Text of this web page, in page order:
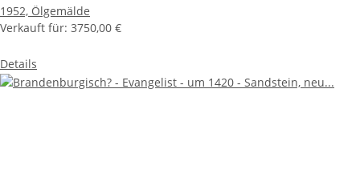
1952, Ölgemälde
Verkauft für: 3750,00 €
Details